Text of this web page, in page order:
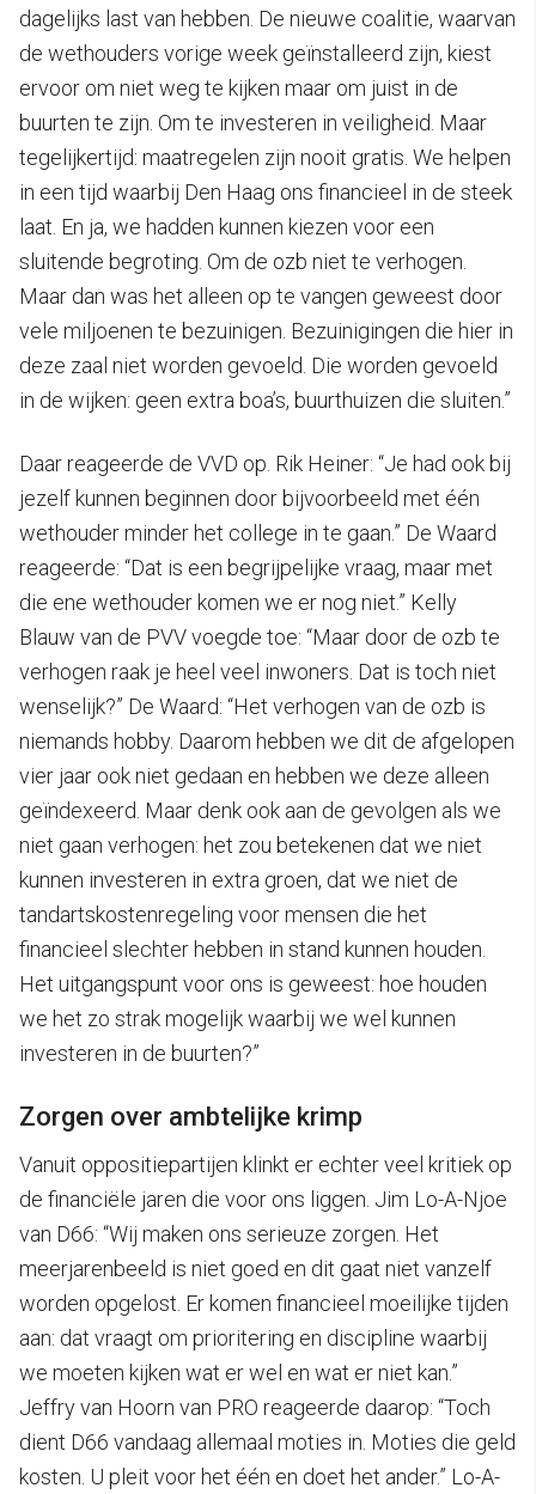
dagelijks last van hebben. De nieuwe coalitie, waarvan
de wethouders vorige week geïnstalleerd zijn, kiest
ervoor om niet weg te kijken maar om juist in de
buurten te zijn. Om te investeren in veiligheid. Maar
tegelijkertijd: maatregelen zijn nooit gratis. We helpen
in een tijd waarbij Den Haag ons financieel in de steek
laat. En ja, we hadden kunnen kiezen voor een
sluitende begroting. Om de ozb niet te verhogen.
Maar dan was het alleen op te vangen geweest door
vele miljoenen te bezuinigen. Bezuinigingen die hier in
deze zaal niet worden gevoeld. Die worden gevoeld
in de wijken: geen extra boa’s, buurthuizen die sluiten.”
Daar reageerde de VVD op. Rik Heiner: “Je had ook bij
jezelf kunnen beginnen door bijvoorbeeld met één
wethouder minder het college in te gaan.” De Waard
reageerde: “Dat is een begrijpelijke vraag, maar met
die ene wethouder komen we er nog niet.” Kelly
Blauw van de PVV voegde toe: “Maar door de ozb te
verhogen raak je heel veel inwoners. Dat is toch niet
wenselijk?” De Waard: “Het verhogen van de ozb is
niemands hobby. Daarom hebben we dit de afgelopen
vier jaar ook niet gedaan en hebben we deze alleen
geïndexeerd. Maar denk ook aan de gevolgen als we
niet gaan verhogen: het zou betekenen dat we niet
kunnen investeren in extra groen, dat we niet de
tandartskostenregeling voor mensen die het
financieel slechter hebben in stand kunnen houden.
Het uitgangspunt voor ons is geweest: hoe houden
we het zo strak mogelijk waarbij we wel kunnen
investeren in de buurten?”
Zorgen over ambtelijke krimp
Vanuit oppositiepartijen klinkt er echter veel kritiek op
de financiële jaren die voor ons liggen. Jim Lo-A-Njoe
van D66: “Wij maken ons serieuze zorgen. Het
meerjarenbeeld is niet goed en dit gaat niet vanzelf
worden opgelost. Er komen financieel moeilijke tijden
aan: dat vraagt om prioritering en discipline waarbij
we moeten kijken wat er wel en wat er niet kan.”
Jeffry van Hoorn van PRO reageerde daarop: “Toch
dient D66 vandaag allemaal moties in. Moties die geld
kosten. U pleit voor het één en doet het ander.” Lo-A-